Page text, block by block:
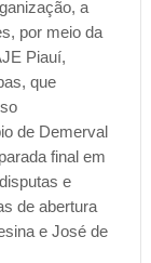
a
por meio da
Piauí,
que
de Demerval
final em
e
de abertura
e José de